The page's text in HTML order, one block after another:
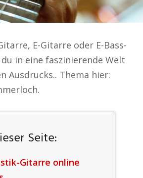
E-Gitarre oder E-Bass-
in eine faszinierende Welt
Ausdrucks.. Thema hier:
Seite:
Gitarre online